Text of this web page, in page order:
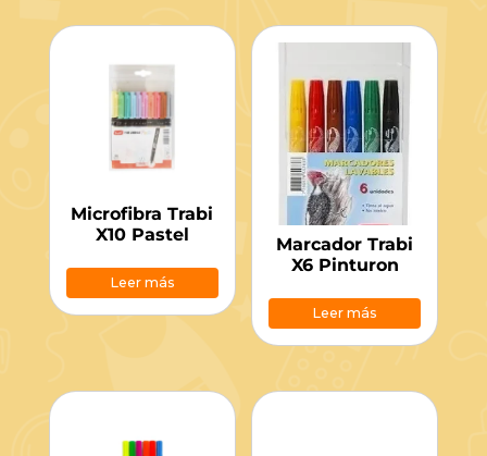
Microfibra Trabi
X10 Pastel
Leer más
Marcador Trabi
X6 Pinturon
Leer más